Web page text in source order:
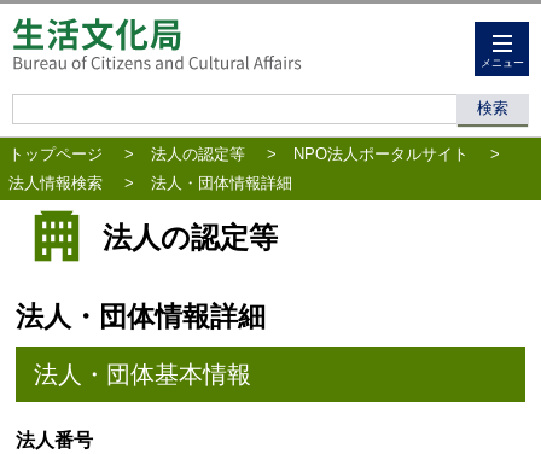
メニュー
トップページ > 法人の認定等 > NPO法人ポータルサイト
>
法人情報検索
> 法人・団体情報詳細
法人の認定等
法人・団体情報詳細
法人・団体基本情報
法人番号